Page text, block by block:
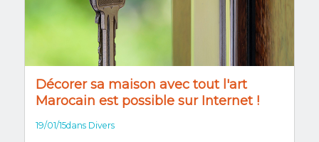
Décorer sa maison avec tout l'art
Marocain est possible sur Internet !
19/01/15dans Divers